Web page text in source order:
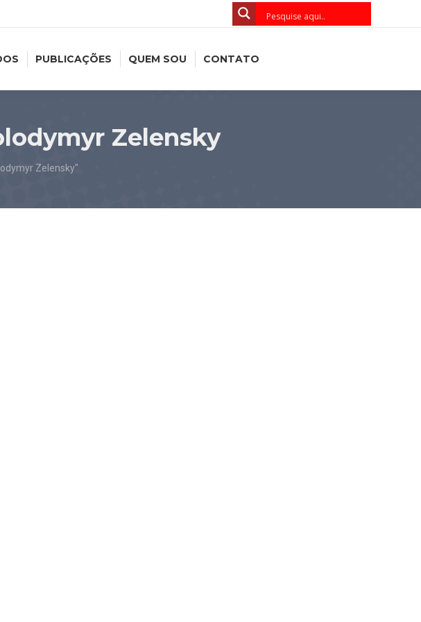
PUBLICAÇÕES QUEM SOU CONTATO
Zelensky
Zelensky"